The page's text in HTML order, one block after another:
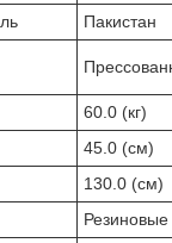
Пакистан
60.0 (кг)
45.0 (см)
130.0 (см)
Резиновые